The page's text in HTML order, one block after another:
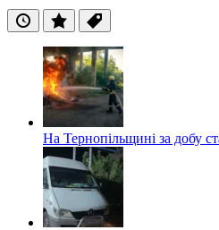
ОстанніПопулярні
Теги
На Тернопільщині за добу